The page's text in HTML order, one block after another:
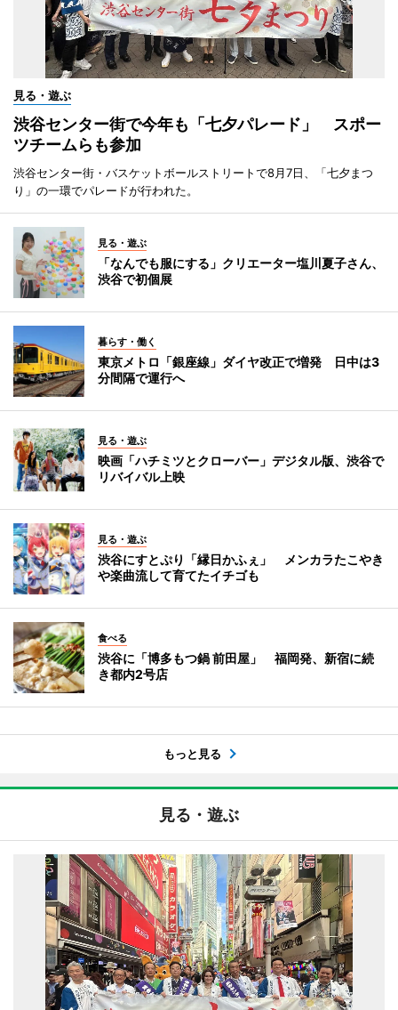
見る・遊ぶ
渋谷センター街で今年も「七夕パレード」 スポー
ツチームらも参加
渋谷センター街・バスケットボールストリートで8月7日、「七夕まつ
り」の一環でパレードが行われた。
見る・遊ぶ
「なんでも服にする」クリエーター塩川夏子さん、
渋谷で初個展
暮らす・働く
東京メトロ「銀座線」ダイヤ改正で増発 日中は3
分間隔で運行へ
見る・遊ぶ
映画「ハチミツとクローバー」デジタル版、渋谷で
リバイバル上映
見る・遊ぶ
渋谷にすとぷり「縁日かふぇ」 メンカラたこやき
や楽曲流して育てたイチゴも
食べる
渋谷に「博多もつ鍋 前田屋」 福岡発、新宿に続
き都内2号店
もっと見る
見る・遊ぶ